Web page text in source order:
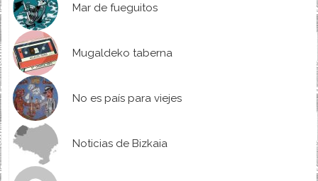
Mar de fueguitos
Mugaldeko taberna
No es país para viejes
Noticias de Bizkaia